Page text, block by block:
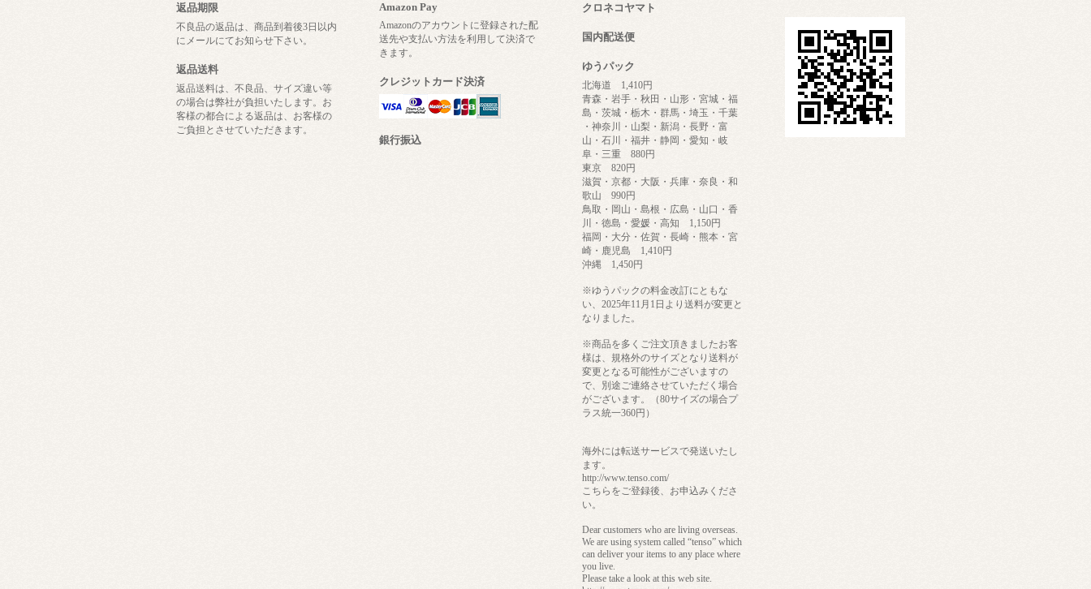
返品期限
不良品の返品は、商品到着後3日以内
にメールにてお知らせ下さい。
返品送料
返品送料は、不良品、サイズ違い等
の場合は弊社が負担いたします。お
客様の都合による返品は、お客様の
ご負担とさせていただきます。
Amazon Pay
Amazonのアカウントに登録された配
送先や支払い方法を利用して決済で
きます。
クレジットカード決済
銀行振込
クロネコヤマト
国内配送便
ゆうパック
北海道 1,410円
青森・岩手・秋田・山形・宮城・福
島・茨城・栃木・群馬・埼玉・千葉
・神奈川・山梨・新潟・長野・富
山・石川・福井・静岡・愛知・岐
阜・三重 880円
東京 820円
滋賀・京都・大阪・兵庫・奈良・和
歌山 990円
鳥取・岡山・島根・広島・山口・香
川・徳島・愛媛・高知 1,150円
福岡・大分・佐賀・長崎・熊本・宮
崎・鹿児島 1,410円
沖縄 1,450円
※ゆうパックの料金改訂にともな
い、2025年11月1日より送料が変更と
なりました。
※商品を多くご注文頂きましたお客
様は、規格外のサイズとなり送料が
変更となる可能性がございますの
で、別途ご連絡させていただく場合
がございます。（80サイズの場合プ
ラス統一360円）
海外には転送サービスで発送いたし
ます。
http://www.tenso.com/
こちらをご登録後、お申込みくださ
い。
Dear customers who are living overseas.
We are using system called “tenso” which
can deliver your items to any place where
you live.
Please take a look at this web site.